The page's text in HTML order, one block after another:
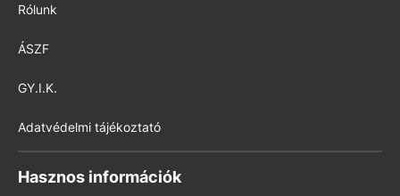
Rólunk
ÁSZF
GY.I.K.
Adatvédelmi tájékoztató
Hasznos információk